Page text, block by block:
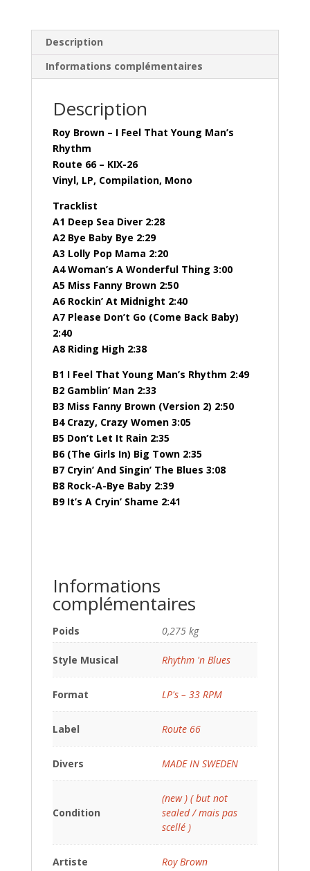
LP,
)
Description
Informations complémentaires
Description
Roy Brown ‎– I Feel That Young Man’s
Rhythm
Route 66 ‎– KIX-26
Vinyl, LP, Compilation, Mono
Tracklist
A1 Deep Sea Diver 2:28
A2 Bye Baby Bye 2:29
A3 Lolly Pop Mama 2:20
A4 Woman’s A Wonderful Thing 3:00
A5 Miss Fanny Brown 2:50
A6 Rockin’ At Midnight 2:40
A7 Please Don’t Go (Come Back Baby)
2:40
A8 Riding High 2:38
B1 I Feel That Young Man’s Rhythm 2:49
B2 Gamblin’ Man 2:33
B3 Miss Fanny Brown (Version 2) 2:50
B4 Crazy, Crazy Women 3:05
B5 Don’t Let It Rain 2:35
B6 (The Girls In) Big Town 2:35
B7 Cryin’ And Singin’ The Blues 3:08
B8 Rock-A-Bye Baby 2:39
B9 It’s A Cryin’ Shame 2:41
Informations
complémentaires
Poids 0,275 kg
Style Musical Rhythm 'n Blues
Format LP's – 33 RPM
Label Route 66
Divers MADE IN SWEDEN
Condition
(new ) ( but not
sealed / mais pas
scellé )
Artiste Roy Brown